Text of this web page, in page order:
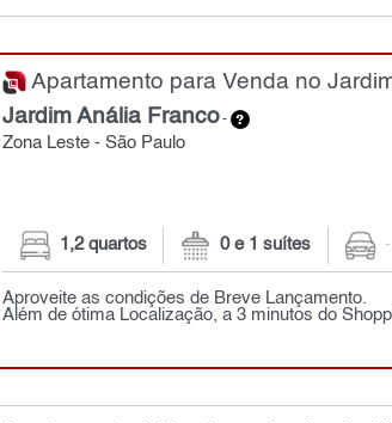
Apartamento para Venda no
Jardim Anália Franco-
Zona Leste - São Paulo
1,2 quartos 0 e 1 suítes
Aproveite as condições de Breve Lançamento.
Além de ótima Localização, a 3 minutos do